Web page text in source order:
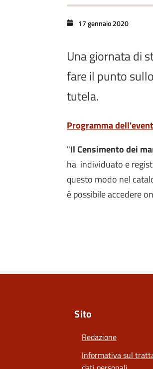
17 gennaio 2020
Una giornata di
fare il punto
tutela.
Programma
"Il Censimento dei
ha individuato e
questo modo nel
è possibile accedere
Sito
Redazione
Informativa sul